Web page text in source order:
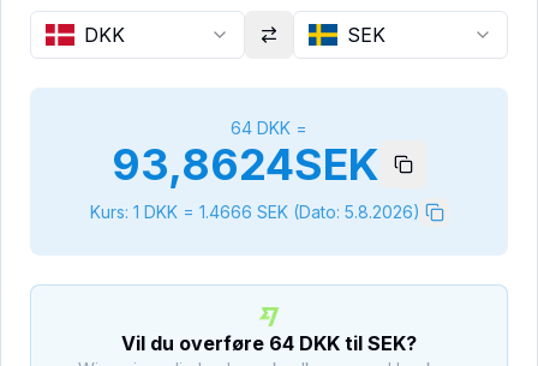
DKK SEK
64 DKK =
93,8624SEK
Kurs: 1 DKK= 1.4666 SEK(Dato: 5.8.2026)
Vil du overføre 64 DKK til SEK?